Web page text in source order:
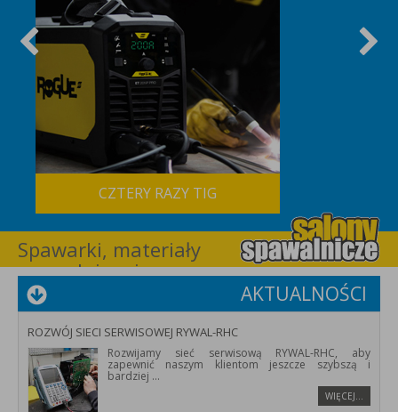
CZTERY RAZY TIG
Spawarki, materiały
spawalnicze i
wyposażenie dla
spawalnictwa –
RYWAL-RHC
AKTUALNOŚCI
ROZWÓJ SIECI SERWISOWEJ RYWAL-RHC
Rozwijamy sieć serwisową RYWAL-RHC, aby
zapewnić naszym klientom jeszcze szybszą i
bardziej ...
WIĘCEJ…